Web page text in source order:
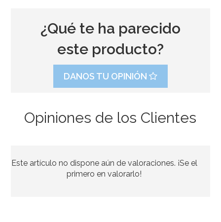
2,50€
¿Qué te ha parecido
este producto?
DANOS TU OPINIÓN
Opiniones de los Clientes
Este artículo no dispone aún de valoraciones. ¡Se el
primero en valorarlo!